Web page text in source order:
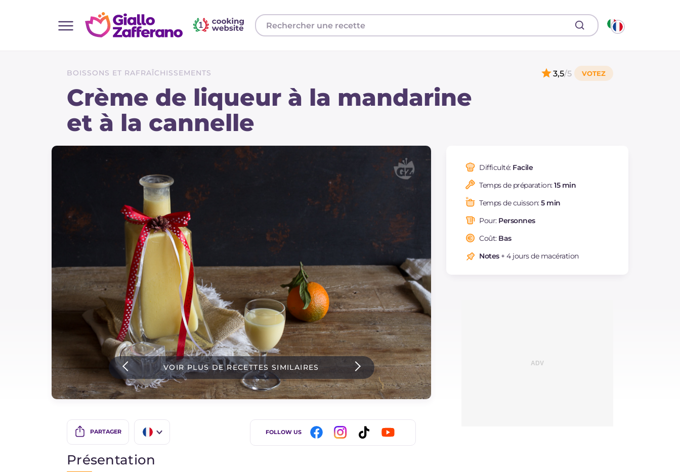
Toutes les recettes
Plats principaux
Gateaux et patisserie
Instagram
YouTube
BOISSONS ET RAFRAÎCHISSEMENTS
Crème de liqueur à la mandarine
et à la cannelle
3,5/5
VOIR PLUS DE RECETTES SIMILAIRES
PARTAGER FOLLOW US
Difficulté: Facile
Temps de préparation:15 min
Temps de cuisson:5 min
Pour: Personnes
Coût: Bas
Notes+ 4 jours de macération
Présentation